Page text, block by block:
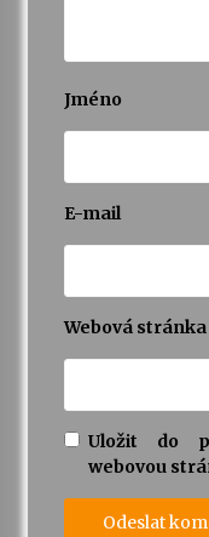
Jméno
E-mail
Webová stránka
Uložit do
webovou